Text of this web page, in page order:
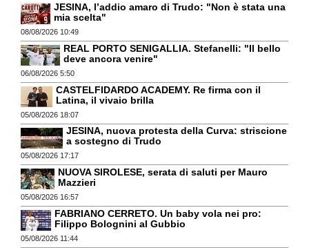
JESINA, l’addio amaro di Trudo: "Non è stata una
mia scelta"
08/08/2026 10:49
REAL PORTO SENIGALLIA. Stefanelli: "Il bello
deve ancora venire"
06/08/2026 5:50
CASTELFIDARDO ACADEMY. Re firma con il
Latina, il vivaio brilla
05/08/2026 18:07
JESINA, nuova protesta della Curva: striscione
a sostegno di Trudo
05/08/2026 17:17
NUOVA SIROLESE, serata di saluti per Mauro
Mazzieri
05/08/2026 16:57
FABRIANO CERRETO. Un baby vola nei pro:
Filippo Bolognini al Gubbio
05/08/2026 11:44